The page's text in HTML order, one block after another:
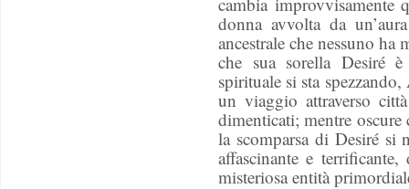
donna avvolta da
ancestrale che nessuno
che sua sorella Desiré
spirituale si sta
un viaggio attraverso
dimenticati; mentre
la scomparsa di Desiré si
affascinante e
misteriosa entità